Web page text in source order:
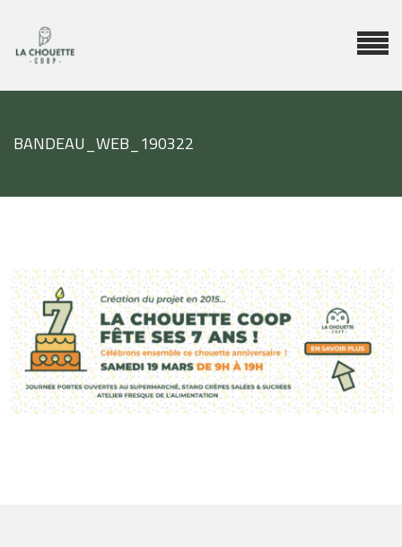
BANDEAU_WEB_190322